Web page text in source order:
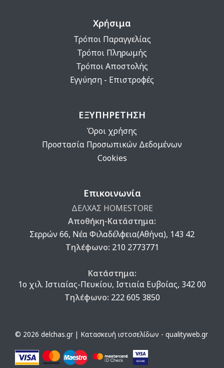
Χρήσιμα
Τρόποι Παραγγελίας
Τρόποι Πληρωμής
Τρόποι Αποστολής
Εγγύηση - Επιστροφές
ΕΞΥΠΗΡΕΤΗΣΗ
Όροι χρήσης
Προστασία Προσωπικών Δεδομένων
Cookies
Επικοινωνία
ΔΕΛΧΑΣ HOMESTORE
Αποθήκη-Κατάστημα:
Σερρών 66, Νέα Φιλαδέλφεια(Αθήνα), 143 42
Τηλέφωνο: 210 2773771
Κατάστημα:
1ο χιλ. Ιστιαίας-Πευκίου, Ιστιαία Ευβοίας, 342 00
Τηλέφωνο: 222 605 3850
© 2026 delchas.gr | Κατασκευή ιστοσελίδων - qualityweb.gr